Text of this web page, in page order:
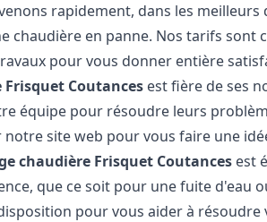
rapidement, dans les meilleurs
chaudière en panne. Nos tarifs
pour vous donner entière
Frisquet Coutances est fière de ses
équipe pour résoudre leurs
site web pour vous faire une
chaudière Frisquet Coutances est
que ce soit pour une fuite d'eau
pour vous aider à